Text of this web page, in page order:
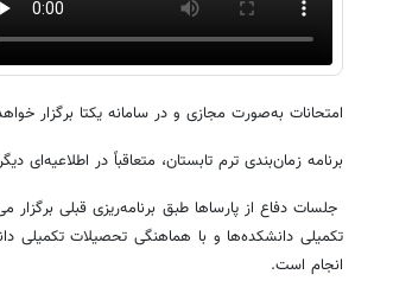
امتحانات به‌صورت مجازی و در سامانه یکتا برگزار
برنامه زمان‌بندی ترم تابستان، متعاقباً در اطلاعیه‌ای
جلسات دفاع از پارساها طبق برنامه‌ریزی قبلی
تکمیلی دانشکده‌ها و با هماهنگی تحصیلات تکمیلی
انجام است.